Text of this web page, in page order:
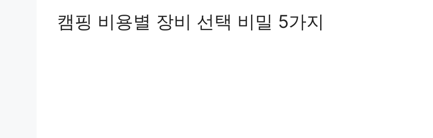
캠핑 비용별 장비 선택 비밀 5가지